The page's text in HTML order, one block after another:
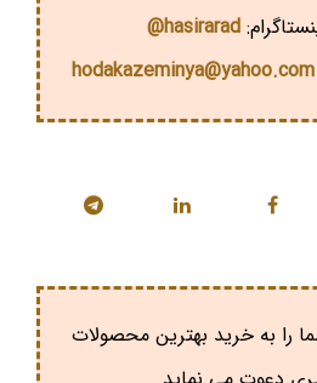
hasirarad@
hodakazeminya@yahoo.com
را به خرید بهترین محصولات